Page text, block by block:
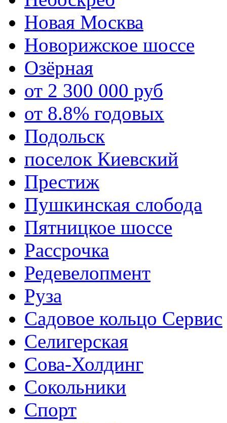
Новая Москва
Новорижское шоссе
Озёрная
от 2 300 000 руб
от 8.8% годовых
Подольск
поселок Киевский
Престиж
Пушкинская слобода
Пятницкое шоссе
Рассрочка
Редевелопмент
Руза
Садовое кольцо Сервис
Селигерская
Сова-Холдинг
Сокольники
Спорт